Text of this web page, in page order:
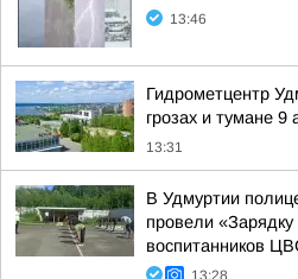
13:46
Гидрометцентр
грозах и тумане 9
13:31
В Удмуртии
провели
воспитанников
13:28